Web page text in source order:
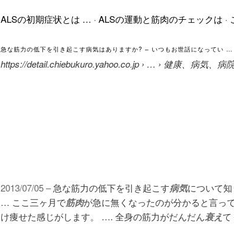
ALSの初期症状とは … · ‎ ALSの運動と筋肉のチェックは · ‎
急な筋力の低下を引き起こす病気はありますか? – いつもお世話になってい …
https://detail.chiebukuro.yahoo.co.jp › … › 健康、病気、病
2013/07/05 –急な筋力の低下を引き起こす病気について知
… ここ三ヶ月で筋肉が急に無くなったのが分かると言っ
け痩せた感じがします。 …. 全身の筋力がだんだん衰えて